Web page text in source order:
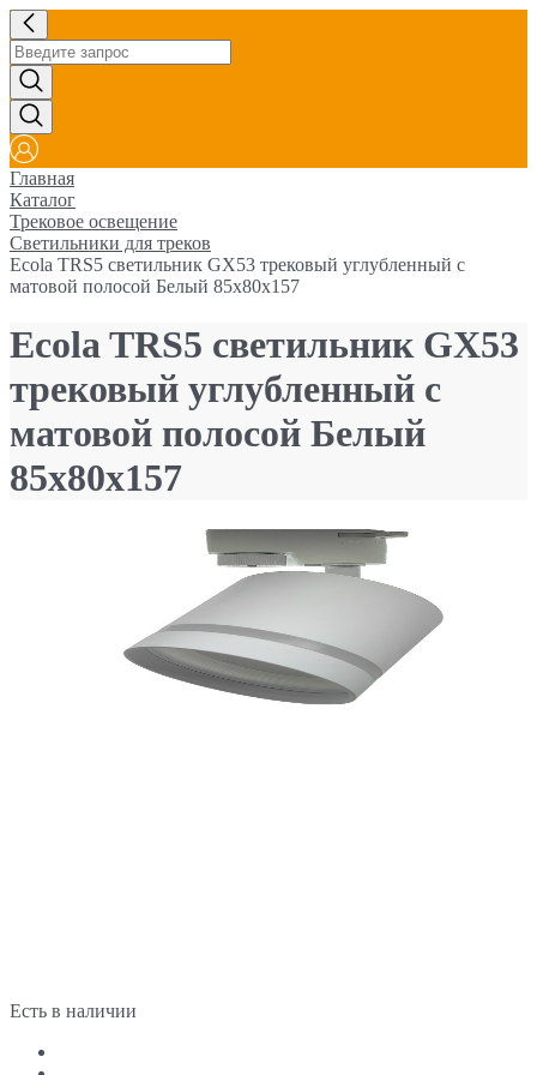
Главная
Каталог
Трековое освещение
Светильники для треков
Ecola TRS5 светильник GX53 трековый углубленный с
матовой полосой Белый 85x80x157
Ecola TRS5 светильник GX53
трековый углубленный с
матовой полосой Белый
85x80x157
Есть в наличии